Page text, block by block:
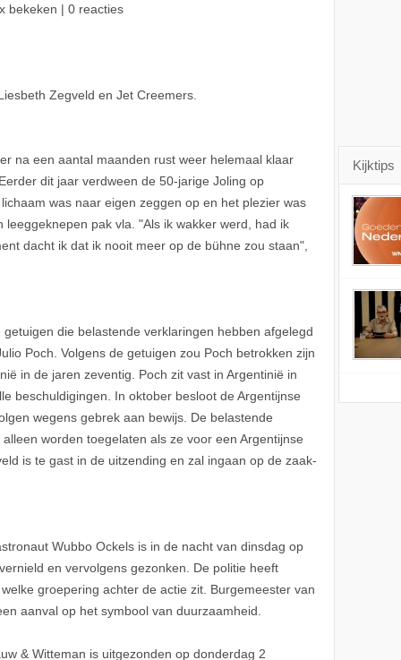
bekeken | 0 reacties
Zegveld en Jet Creemers.
na een aantal maanden rust weer helemaal klaar
dit jaar verdween de 50-jarige Joling op
was naar eigen zeggen op en het plezier was
pak vla. "Als ik wakker werd, had ik
dacht ik dat ik nooit meer op de bühne zou staan",
die belastende verklaringen hebben afgelegd
Poch. Volgens de getuigen zou Poch betrokken zijn
in de jaren zeventig. Poch zit vast in Argentinië in
beschuldigingen. In oktober besloot de Argentijnse
wegens gebrek aan bewijs. De belastende
worden toegelaten als ze voor een Argentijnse
is te gast in de uitzending en zal ingaan op de zaak-
Wubbo Ockels is in de nacht van dinsdag op
en vervolgens gezonken. De politie heeft
groepering achter de actie zit. Burgemeester van
aanval op het symbool van duurzaamheid.
& Witteman is uitgezonden op donderdag 2
Kijktips